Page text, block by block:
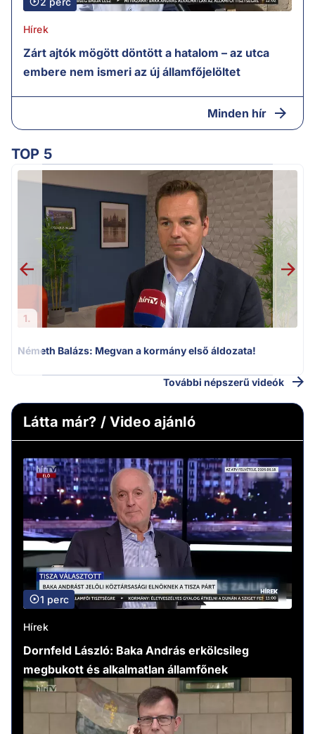
Hírek
Zárt ajtók mögött döntött a hatalom – az utca
embere nem ismeri az új államfőjelöltet
Minden hír
TOP 5
1.
Németh Balázs: Megvan a kormány első áldozata!
További népszerű videók
Látta már? / Video ajánló
1 perc
Hírek
Dornfeld László: Baka András erkölcsileg
megbukott és alkalmatlan államfőnek